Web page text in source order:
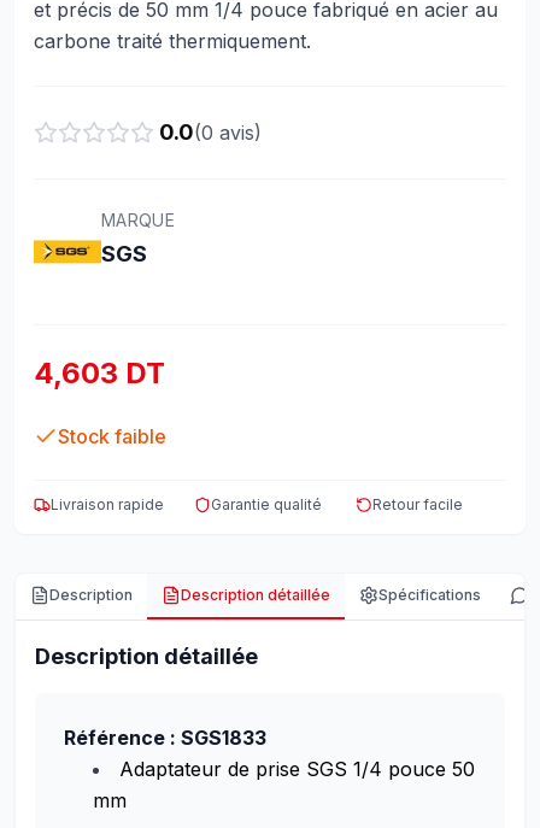
et précis de 50 mm 1/4 pouce fabriqué en acier au
carbone traité thermiquement.
0.0(0 avis)
MARQUE
SGS
4,603 DT
Stock faible
Livraison rapide Garantie qualité Retour facile
Description Description détaillée Spécifications
Description détaillée
Référence : SGS1833
Adaptateur de prise SGS 1/4 pouce 50
mm